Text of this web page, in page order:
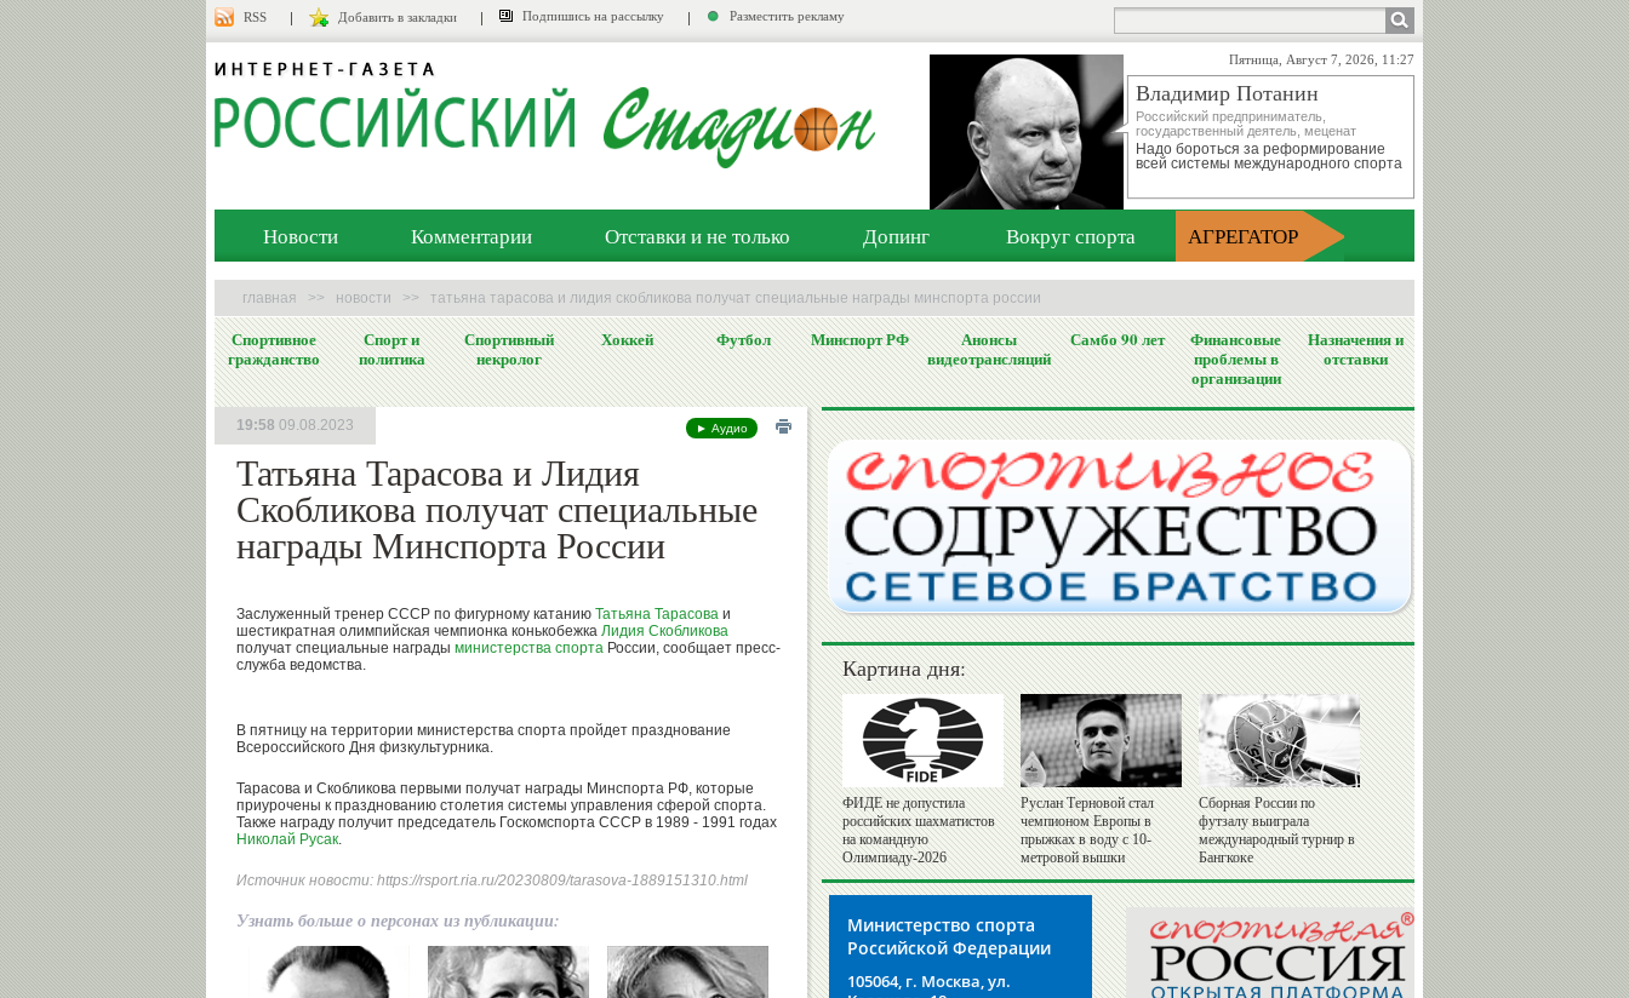
RSS Добавить в закладки Подпишись на рассылку Разместить рекламу
Пятница, Август 7, 2026, 11:27
Владимир Потанин
Российский предприниматель,
государственный деятель, меценат
Надо бороться за реформирование
всей системы международного спорта
Новости Комментарии Отставки и не только Допинг Вокруг спорта АГРЕГАТОР
главная >> новости >> татьяна тарасова и лидия скобликова получат специальные награды минспорта россии
Спортивное
гражданство
Спорт и
политика
Спортивный
некролог
Хоккей Футбол Минспорт РФ
Анонсы
видеотрансляций
Самбо 90 лет
Финансовые
проблемы в
организации
Назначения и
отставки
► Аудио
Татьяна Тарасова и Лидия
Скобликова получат специальные
награды Минспорта России
19:58 09.08.2023
Заслуженный тренер СССР по фигурному катанию Татьяна Тарасова и
шестикратная олимпийская чемпионка конькобежка Лидия Скобликова
получат специальные награды министерства спорта России, сообщает пресс-
служба ведомства.
В пятницу на территории министерства спорта пройдет празднование
Всероссийского Дня физкультурника.
Тарасова и Скобликова первыми получат награды Минспорта РФ, которые
приурочены к празднованию столетия системы управления сферой спорта.
Также награду получит председатель Госкомспорта СССР в 1989 - 1991 годах
Николай Русак.
Источник новости: https://rsport.ria.ru/20230809/tarasova-1889151310.html
Узнать больше о персонах из публикации:
Картина дня:
ФИДЕ не допустила
российских шахматистов
на командную
Олимпиаду-2026
Руслан Терновой стал
чемпионом Европы в
прыжках в воду с 10-
метровой вышки
Сборная России по
футзалу выиграла
международный турнир в
Бангкоке
Министерство спорта
Российской Федерации
105064, г. Москва, ул.